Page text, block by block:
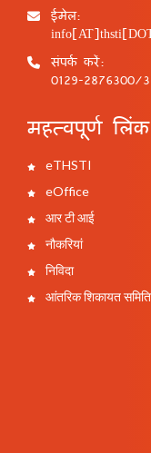
ईमेल:
संपर्क करें:
0129-2876300/
महत्वपूर्ण लिंक
eTHSTI
eOffice
आर टी आई
नौकरियां
निविदा
आंतरिक शिकायत समिति